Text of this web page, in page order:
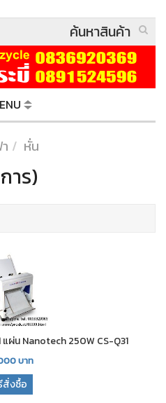
หั่น
าร)
ผ่น Nanotech 250W CS-Q31
บาท
สั่งซื้อ